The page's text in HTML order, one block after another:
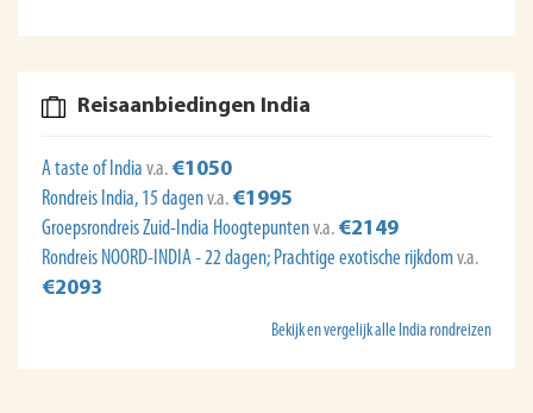
Reisaanbiedingen India
A taste of India v.a. €1050
Rondreis India, 15 dagenv.a. €1995
Groepsrondreis Zuid-India Hoogtepuntenv.a. €2149
Rondreis NOORD-INDIA - 22 dagen; Prachtige exotische rijkdomv.a.
€2093
Bekijk en vergelijk alle India rondreizen